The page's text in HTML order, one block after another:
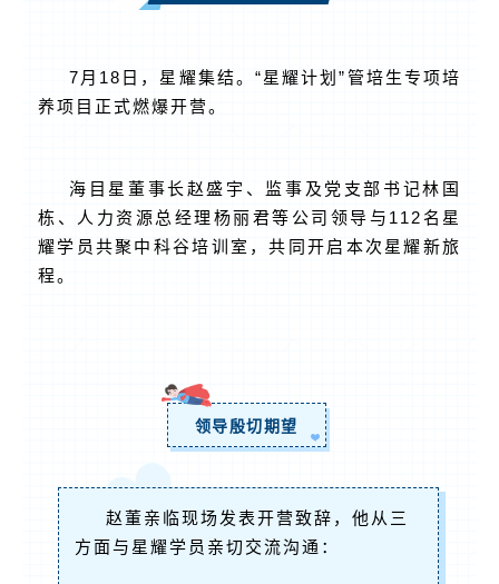
7月18日，星耀集结。“星耀计划”管培生专项培
养项目正式燃爆开营。
海目星董事长赵盛宇、监事及党支部书记林国
栋、人力资源总经理杨丽君等公司领导与112名星
耀学员共聚中科谷培训室，共同开启本次星耀新旅
程。
领导殷切期望
赵董亲临现场发表开营致辞，他从三
方面与星耀学员亲切交流沟通：